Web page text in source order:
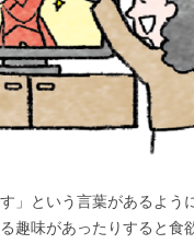
す」という言葉があるよう
趣味があったりすると食